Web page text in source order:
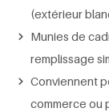
(extérieur
Munies de
remplissage
Conviennent
commerce ou